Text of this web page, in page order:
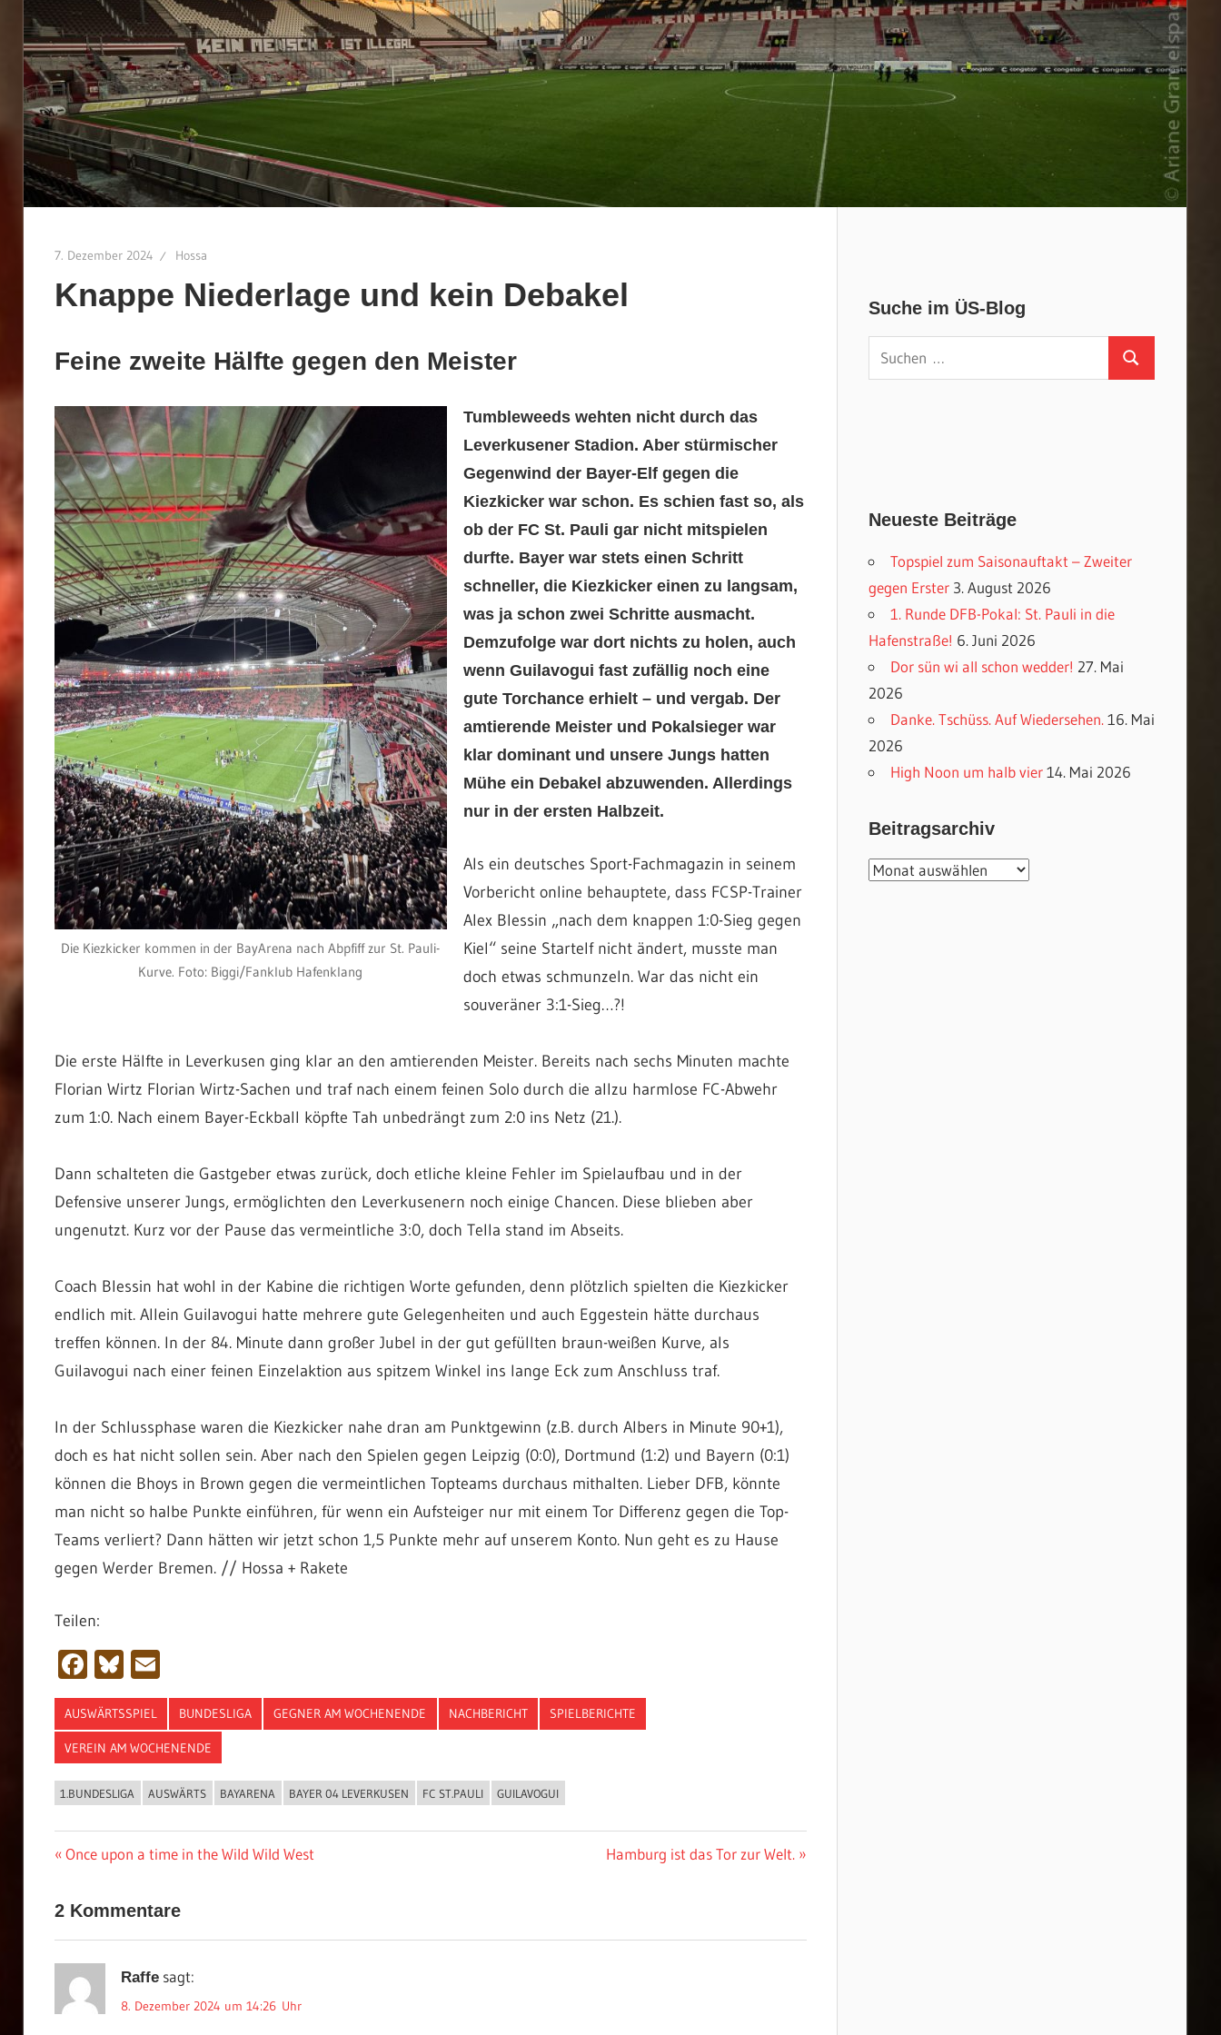
7. Dezember 2024 Hossa
Knappe Niederlage und kein Debakel
Feine zweite Hälfte gegen den Meister
Die Kiezkicker kommen in der BayArena nach Abpfiff zur St. Pauli-
Kurve. Foto: Biggi/Fanklub Hafenklang
Tumbleweeds wehten nicht durch das
Leverkusener Stadion. Aber stürmischer
Gegenwind der Bayer-Elf gegen die
Kiezkicker war schon. Es schien fast so, als
ob der FC St. Pauli gar nicht mitspielen
durfte. Bayer war stets einen Schritt
schneller, die Kiezkicker einen zu langsam,
was ja schon zwei Schritte ausmacht.
Demzufolge war dort nichts zu holen, auch
wenn Guilavogui fast zufällig noch eine
gute Torchance erhielt – und vergab. Der
amtierende Meister und Pokalsieger war
klar dominant und unsere Jungs hatten
Mühe ein Debakel abzuwenden. Allerdings
nur in der ersten Halbzeit.
Als ein deutsches Sport-Fachmagazin in seinem
Vorbericht online behauptete, dass FCSP-Trainer
Alex Blessin „nach dem knappen 1:0-Sieg gegen
Kiel“ seine Startelf nicht ändert, musste man
doch etwas schmunzeln. War das nicht ein
souveräner 3:1-Sieg…?!
Die erste Hälfte in Leverkusen ging klar an den amtierenden Meister. Bereits nach sechs Minuten machte
Florian Wirtz Florian Wirtz-Sachen und traf nach einem feinen Solo durch die allzu harmlose FC-Abwehr
zum 1:0. Nach einem Bayer-Eckball köpfte Tah unbedrängt zum 2:0 ins Netz (21.).
Dann schalteten die Gastgeber etwas zurück, doch etliche kleine Fehler im Spielaufbau und in der
Defensive unserer Jungs, ermöglichten den Leverkusenern noch einige Chancen. Diese blieben aber
ungenutzt. Kurz vor der Pause das vermeintliche 3:0, doch Tella stand im Abseits.
Coach Blessin hat wohl in der Kabine die richtigen Worte gefunden, denn plötzlich spielten die Kiezkicker
endlich mit. Allein Guilavogui hatte mehrere gute Gelegenheiten und auch Eggestein hätte durchaus
treffen können. In der 84. Minute dann großer Jubel in der gut gefüllten braun-weißen Kurve, als
Guilavogui nach einer feinen Einzelaktion aus spitzem Winkel ins lange Eck zum Anschluss traf.
In der Schlussphase waren die Kiezkicker nahe dran am Punktgewinn (z.B. durch Albers in Minute 90+1),
doch es hat nicht sollen sein. Aber nach den Spielen gegen Leipzig (0:0), Dortmund (1:2) und Bayern (0:1)
können die Bhoys in Brown gegen die vermeintlichen Topteams durchaus mithalten. Lieber DFB, könnte
man nicht so halbe Punkte einführen, für wenn ein Aufsteiger nur mit einem Tor Differenz gegen die Top-
Teams verliert? Dann hätten wir jetzt schon 1,5 Punkte mehr auf unserem Konto. Nun geht es zu Hause
gegen Werder Bremen. // Hossa + Rakete
Teilen:
Facebook
Bluesky
Email
AUSWÄRTSSPIEL BUNDESLIGA GEGNER AM WOCHENENDE NACHBERICHT SPIELBERICHTE
VEREIN AM WOCHENENDE
1.BUNDESLIGA AUSWÄRTS BAYARENA BAYER 04 LEVERKUSEN FC ST.PAULI GUILAVOGUI
Beitragsnavigation
Vorheriger
Once upon a time in the Wild Wild West
Nächster
Hamburg ist das Tor zur Welt.
2 Kommentare
Raffe sagt:
8. Dezember 2024 um 14:26 Uhr
Suche im ÜS-Blog
Suchen
nach:
Suchen
Neueste Beiträge
Topspiel zum Saisonauftakt – Zweiter
gegen Erster 3. August 2026
1. Runde DFB-Pokal: St. Pauli in die
Hafenstraße! 6. Juni 2026
Dor sün wi all schon wedder! 27. Mai
2026
Danke. Tschüss. Auf Wiedersehen. 16. Mai
2026
High Noon um halb vier 14. Mai 2026
Beitragsarchiv
Beitragsarchiv